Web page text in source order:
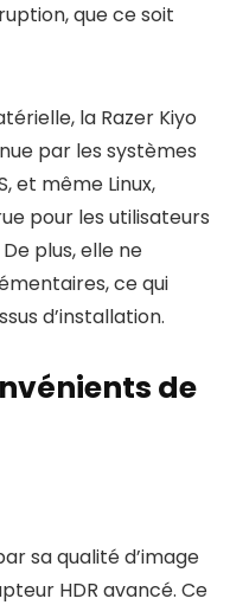
que ce soit
la Razer Kiyo
par les systèmes
et même Linux,
pour les utilisateurs
plus, elle ne
ce qui
d’installation.
de
sa qualité d’image
HDR avancé. Ce